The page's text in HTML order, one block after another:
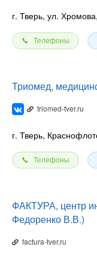
г. Тверь, ул.
Телефоны
Триомед,
triomed-tver.ru
г. Тверь,
Телефоны
ФАКТУРА, центр
Федоренко В.В.)
factura-tver.ru